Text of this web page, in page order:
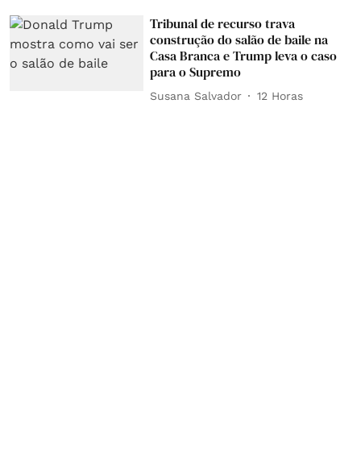
Tribunal de recurso trava
construção do salão de baile na
Casa Branca e Trump leva o caso
para o Supremo
Susana Salvador 12 Horas